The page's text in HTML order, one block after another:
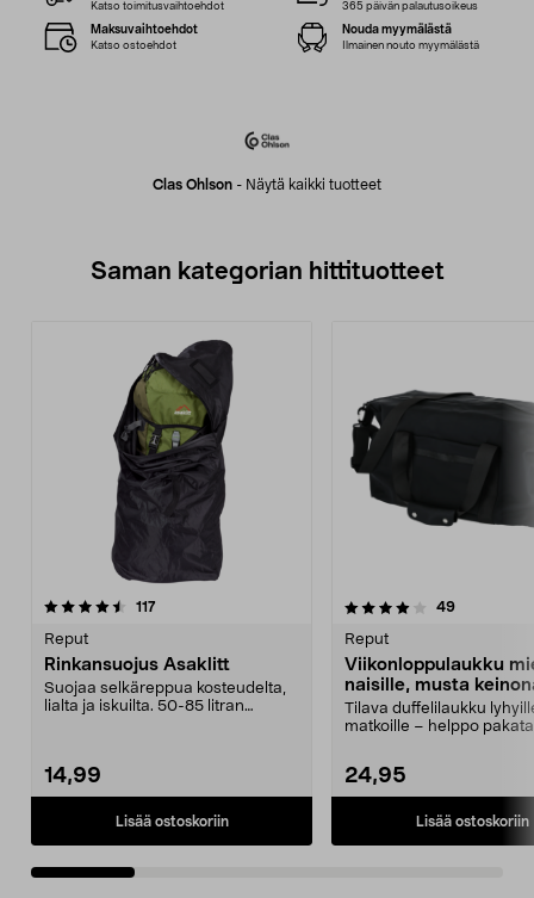
Clas Ohlson - Näytä kaikki tuotteet
Katso toimitusvaihtoehdot 365 päivän palautusoikeus
Maksuvaihtoehdot
Katso ostoehdot
Nouda myymälästä
Ilmainen nouto myymälästä
Saman kategorian hittituotteet
117arvostelut
Reput
Rinkansuojus Asaklitt
Suojaa selkäreppua kosteudelta,
lialta ja iskuilta. 50-85 litran
14,99
Lisää ostoskoriin
4.0 viidestä
49arvostelut
Reput
Viikonloppulaukku
naisille, musta
40 l
Tilava duffelilaukku
matkoille – helppo
24,95
Lisää ostoskoriin
4.5 viidestä